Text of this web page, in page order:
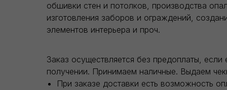
обшивки стен и потолков, производства
изготовления заборов и ограждений,
элементов интерьера и проч.
Заказ осуществляется без предоплаты,
получении. Принимаем наличные. Выдаем
При заказе доставки есть возможность